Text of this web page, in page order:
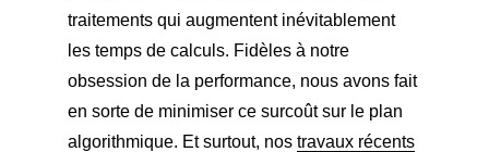
traitements qui augmentent inévitablement
les temps de calculs. Fidèles à notre
obsession de la performance, nous avons fait
en sorte de minimiser ce surcoût sur le plan
algorithmique. Et surtout, nos travaux récents